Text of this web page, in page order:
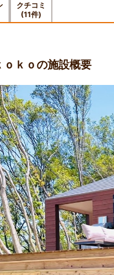
クチコミ
(11件)
ｋｏの施設概要